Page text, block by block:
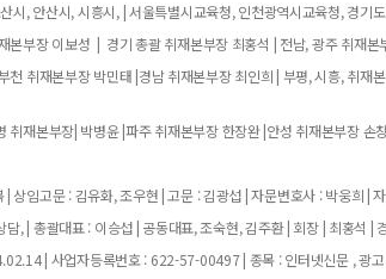
, 안산시, 시흥시, | 서울특별시교육청, 인천광역시교육청, 경기
부장 이보성 | 경기 총괄 취재본부장 최홍석 | 전남, 광주 취재본
취재본부장 박민태 |경남 취재본부장 최인희 | 부평, 시흥, 취재
재본부장| 박병윤 |파주 취재본부장 한장완 |안성 취재본부장 손
임고문 : 김유화, 조우현 | 고문 : 김광섭 | 자문변호사 : 박웅희 |
, | 총괄대표 : 이승섭 | 공동대표, 조숙현, 김주환 | 회장 | 최홍석 |
| 사업자등록번호 : 622-57-00497 | 종목 : 인터넷신문 , 광고